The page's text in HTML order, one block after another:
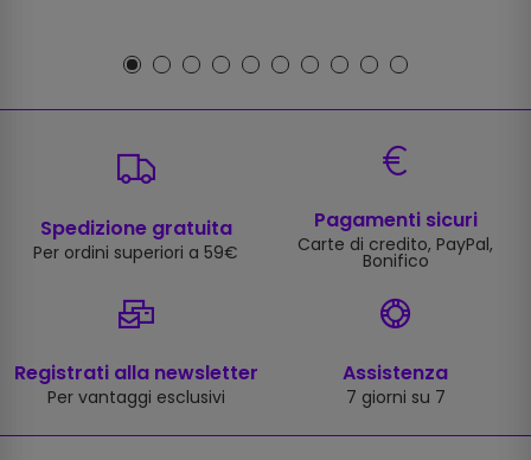
Spedizione gratuita
Per ordini superiori a 59€
Pagamenti sicuri
Carte di credito, PayPal,
Bonifico
Registrati alla newsletter
Per vantaggi esclusivi
Assistenza
7 giorni su 7